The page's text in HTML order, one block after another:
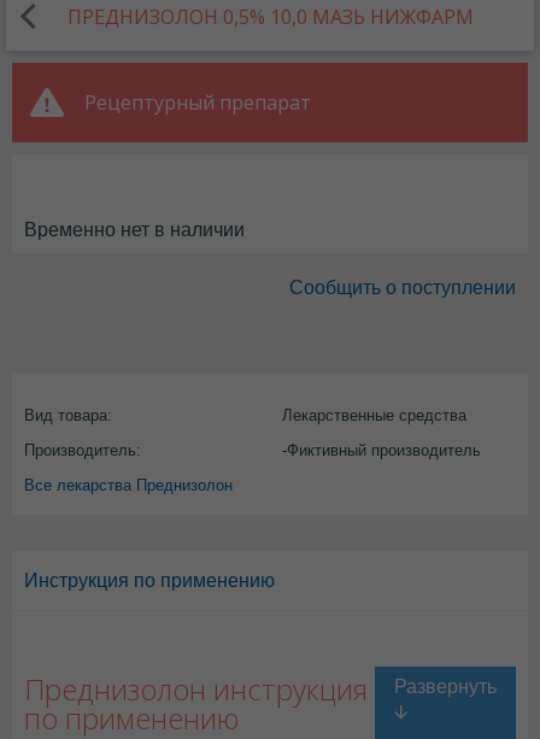
ПРЕДНИЗОЛОН 0,5% 10,0 МАЗЬ НИЖФАРМ
Рецептурный препарат
Временно нет в наличии
Сообщить о поступлении
Вид товара:
Лекарственные средства
Производитель:
-Фиктивный производитель
Все лекарства Преднизолон
Инструкция по применению
Преднизолон инструкция
по применению